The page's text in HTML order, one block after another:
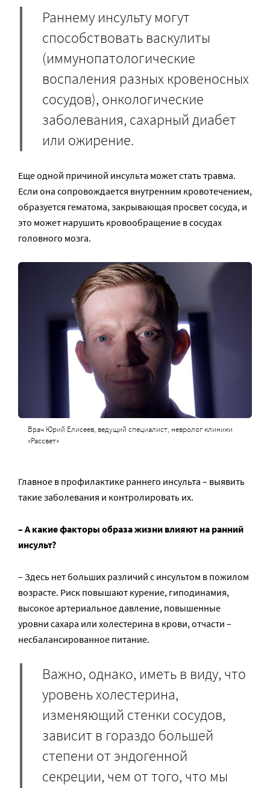
Раннему инсульту могут
способствовать васкулиты
(иммунопатологические
воспаления разных кровеносных
сосудов), онкологические
заболевания, сахарный диабет
или ожирение.
Еще одной причиной инсульта может стать травма.
Если она сопровождается внутренним кровотечением,
образуется гематома, закрывающая просвет сосуда, и
это может нарушить кровообращение в сосудах
головного мозга.
Врач Юрий Елисеев, ведущий специалист, невролог клиники
«Рассвет»
Главное в профилактике раннего инсульта – выявить
такие заболевания и контролировать их.
– А какие факторы образа жизни влияют на ранний
инсульт?
– Здесь нет больших различий с инсультом в пожилом
возрасте. Риск повышают курение, гиподинамия,
высокое артериальное давление, повышенные
уровни сахара или холестерина в крови, отчасти –
несбалансированное питание.
Важно, однако, иметь в виду, что
уровень холестерина,
изменяющий стенки сосудов,
зависит в гораздо большей
степени от эндогенной
секреции, чем от того, что мы